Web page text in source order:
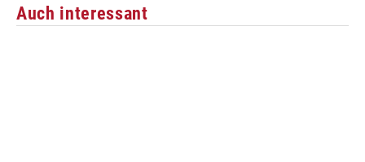
Auch interessant